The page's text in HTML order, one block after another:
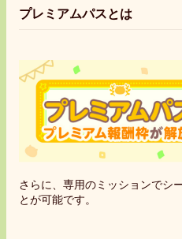
プレミアムパスとは
さらに、専用のミッションでシ
とが可能です。